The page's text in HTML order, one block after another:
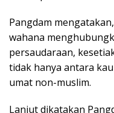
Pangdam
wahana
persaudaraan,
tidak hanya antara
umat non-muslim.
Lanjut dikatakan